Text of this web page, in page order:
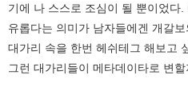
기에 나 스스로 조심이 될 뿐이었다
유롭다는 의미가 남자들에겐 개갈
대가리 속을 한번 헤쉬테그 해보고
그런 대가리들이 메타데이타로 변할